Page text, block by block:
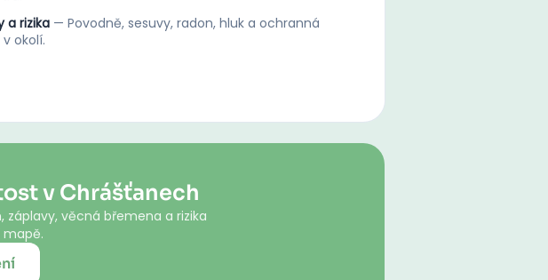
a rizika — Povodně, sesuvy, radon, hluk a ochranná
okolí.
v Chrášťanech
věcná břemena a rizika